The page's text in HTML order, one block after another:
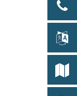
Bleeck
19